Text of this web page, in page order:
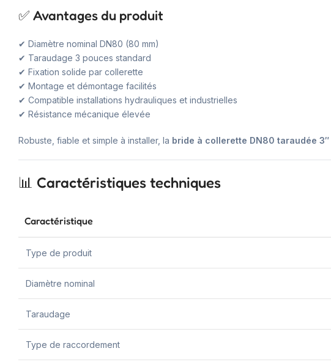
✅ Avantages du produit
✔ Diamètre nominal DN80 (80 mm)
✔ Taraudage 3 pouces standard
✔ Fixation solide par collerette
✔ Montage et démontage facilités
✔ Compatible installations hydrauliques et industrielles
✔ Résistance mécanique élevée
Robuste, fiable et simple à installer, la bride à collerette DN80 taraudée 3″
📊 Caractéristiques techniques
Caractéristique
Type de produit
Diamètre nominal
Taraudage
Type de raccordement